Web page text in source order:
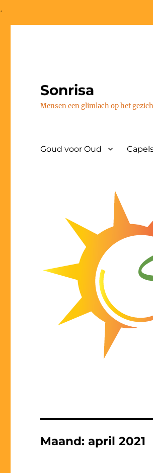
Sonrisa
Mensen een glimlach op het
Goud voor Oud
Maand:april 2021